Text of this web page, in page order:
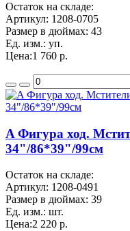
Остаток на складе:
Артикул: 1208-0705
Размер в дюймах: 43
Ед. изм.: уп.
Цена:1 760 р.
A Фигура ход.
34"/86*39"/99см
Остаток на складе:
Артикул: 1208-0491
Размер в дюймах: 39
Ед. изм.: шт.
Цена:2 220 р.